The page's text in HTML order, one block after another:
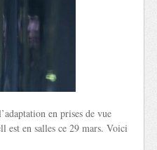
en prises de vue
est en salles ce 29 mars. Voici